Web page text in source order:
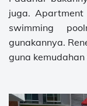
juga.
swimming
gunakannya.
guna